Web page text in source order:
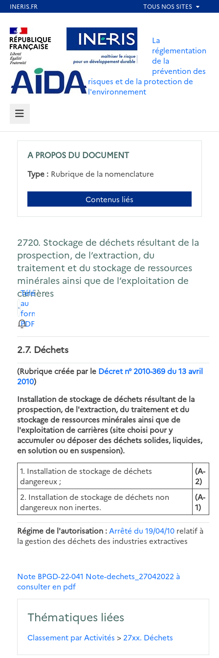
contenu
principal
Aller au contenu Aller au menu
Aller au pied de page
La
réglementation
de la
prévention des
risques et de la protection de
l'environnement
MENU
A PROPOS DU DOCUMENT
Type : Rubrique de la nomenclature
Contenus liés
2720. Stockage de déchets résultant de la
prospection, de l’extraction, du
traitement et du stockage de ressources
minérales ainsi que de l’exploitation de
carrières
Télécharger
au
format
PDF
2.7. Déchets
(Rubrique créée par le Décret n° 2010-369 du 13 avril
2010)
Installation de stockage de déchets résultant de la
prospection, de l'extraction, du traitement et du
stockage de ressources minérales ainsi que de
l'exploitation de carrières (site choisi pour y
accumuler ou déposer des déchets solides, liquides,
en solution ou en suspension).
1. Installation de stockage de déchets
dangereux ;
(A-
2)
2. Installation de stockage de déchets non
dangereux non inertes.
(A-
1)
Régime de l'autorisation : Arrêté du 19/04/10 relatif à
la gestion des déchets des industries extractives
Note BPGD-22-041 Note-dechets_27042022 à
consulter en pdf
Thématiques liées
Classement par Activités > 27xx. Déchets